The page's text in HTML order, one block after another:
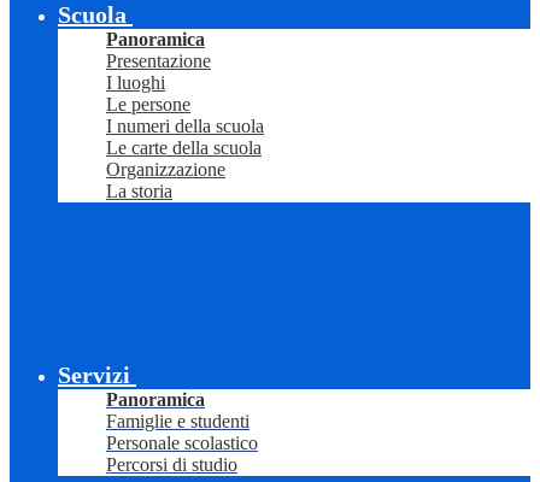
Scuola
Panoramica
Presentazione
I luoghi
Le persone
I numeri della scuola
Le carte della scuola
Organizzazione
La storia
Servizi
Panoramica
Famiglie e studenti
Personale scolastico
Percorsi di studio